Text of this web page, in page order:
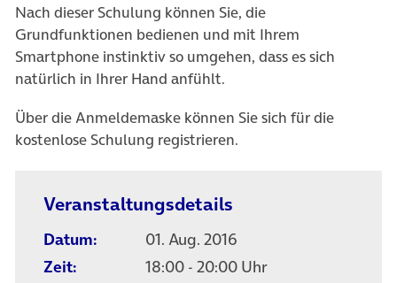
Nach dieser Schulung können Sie, die
Grundfunktionen bedienen und mit Ihrem
Smartphone instinktiv so umgehen, dass es sich
natürlich in Ihrer Hand anfühlt.
Über die Anmeldemaske können Sie sich für die
kostenlose Schulung registrieren.
Veranstaltungsdetails
Datum:
01. Aug. 2016
Zeit:
18:00 - 20:00 Uhr